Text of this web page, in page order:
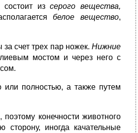
состоит изсерого вещества,
белое вещество,
счет трех пар ножек. Нижние
мостом и через него с
или полностью, а также путем
конечности животного
иногда качательные